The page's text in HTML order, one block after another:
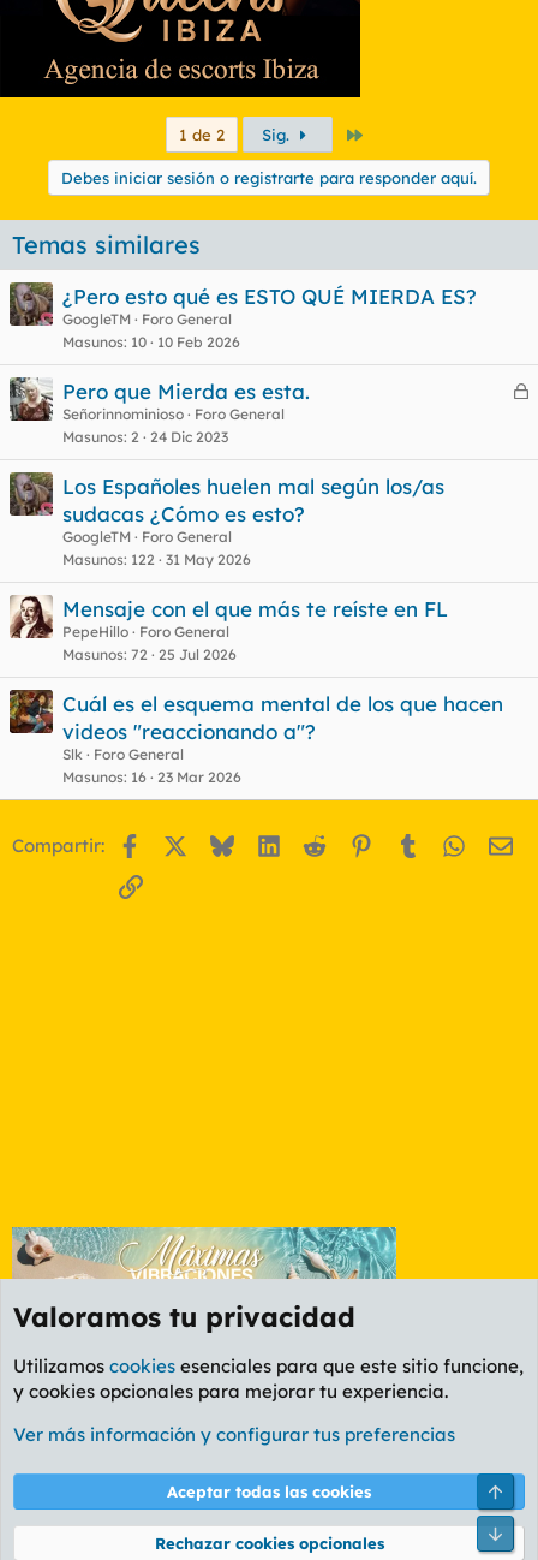
1 de 2 Sig.
Debes iniciar sesión o registrarte para responder aquí.
Temas similares
¿Pero esto qué es ESTO QUÉ MIERDA ES?
GoogleTM
Foro General
Masunos 10 10 Feb 2026
C
r
Pero que Mierda es esta.
Señorinnominioso
Foro General
Masunos 2 24 Dic 2023
Los Españoles huelen mal según los/as
sudacas ¿Cómo es esto?
GoogleTM
Foro General
Masunos 122 31 May 2026
Mensaje con el que más te reíste en FL
PepeHillo
Foro General
Masunos 72 25 Jul 2026
Cuál es el esquema mental de los que hacen
videos "reaccionando a"?
Slk
Foro General
Masunos 16 23 Mar 2026
Compartir: Facebook BlueskyLinkedIn
Reddit Pinterest
Tumblr
Enlace
Foro General
Cookies
PL OLDSTYLE AMARILLO
Términos y reglas Política de privacidad Ayuda
Valoramos tu privacidad
Utilizamos cookies esenciales para que este sitio funcione,
y cookies opcionales para mejorar tu experiencia.
Ver más información y configurar tus preferencias
Aceptar todas las cookies
Rechazar cookies opcionales
Pie